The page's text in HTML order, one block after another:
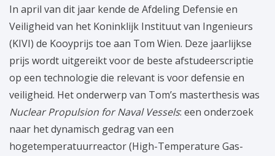
In april van dit jaar kende de Afdeling Defensie en
Veiligheid van het Koninklijk Instituut van Ingenieurs
(KIVI) de Kooyprijs toe aan Tom Wien. Deze jaarlijkse
prijs wordt uitgereikt voor de beste afstudeerscriptie
op een technologie die relevant is voor defensie en
veiligheid. Het onderwerp van Tom’s masterthesis was
Nuclear Propulsion for Naval Vessels: een onderzoek
naar het dynamisch gedrag van een
hogetemperatuurreactor (High-Temperature Gas-